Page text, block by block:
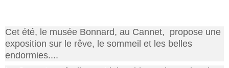
Cet été, le musée Bonnard, au Cannet, propose une
exposition sur le rêve, le sommeil et les belles
endormies....